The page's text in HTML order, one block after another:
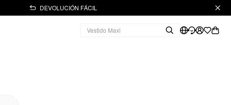
DEVOLUCIÓN FÁCIL